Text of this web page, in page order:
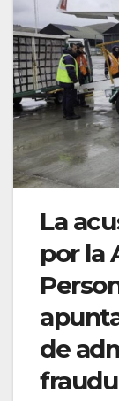
La
por la
de